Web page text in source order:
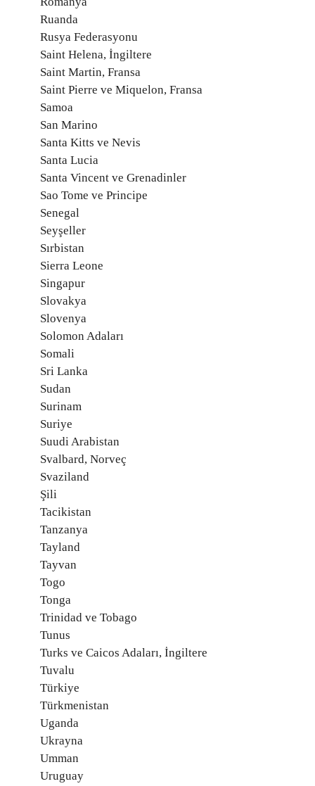
Ruanda
Rusya Federasyonu
Saint Helena, İngiltere
Saint Martin, Fransa
Saint Pierre ve Miquelon, Fransa
Samoa
San Marino
Santa Kitts ve Nevis
Santa Lucia
Santa Vincent ve Grenadinler
Sao Tome ve Principe
Senegal
Seyşeller
Sırbistan
Sierra Leone
Singapur
Slovakya
Slovenya
Solomon Adaları
Somali
Sri Lanka
Sudan
Surinam
Suriye
Suudi Arabistan
Svalbard, Norveç
Svaziland
Şili
Tacikistan
Tanzanya
Tayland
Tayvan
Togo
Tonga
Trinidad ve Tobago
Tunus
Turks ve Caicos Adaları, İngiltere
Tuvalu
Türkiye
Türkmenistan
Uganda
Ukrayna
Umman
Uruguay